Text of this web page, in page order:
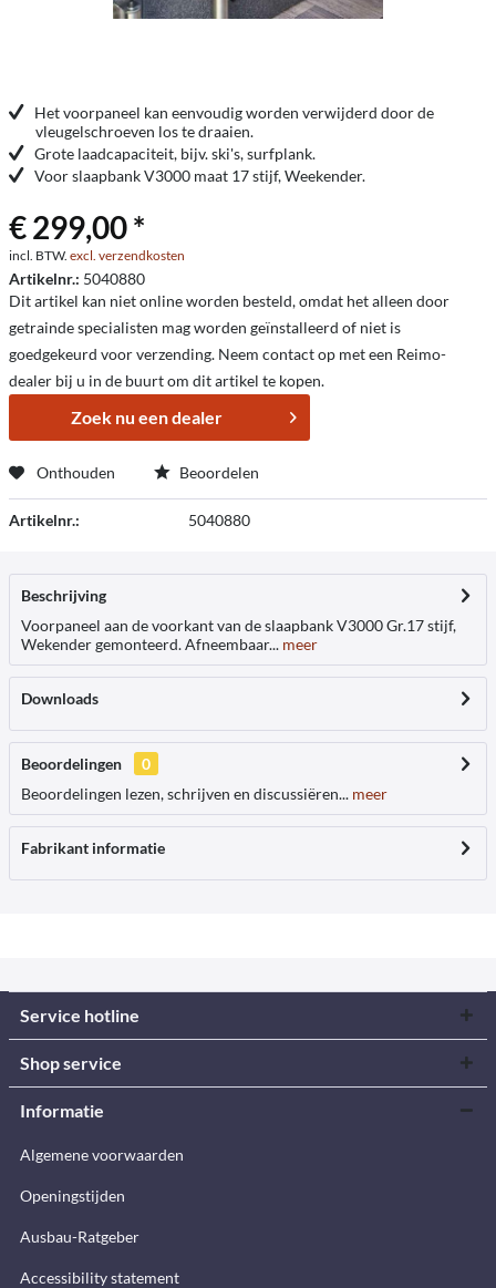
Het voorpaneel kan eenvoudig worden verwijderd door de
vleugelschroeven los te draaien.
Grote laadcapaciteit, bijv. ski's, surfplank.
Voor slaapbank V3000 maat 17 stijf, Weekender.
€ 299,00 *
incl. BTW. excl. verzendkosten
Artikelnr.: 5040880
Dit artikel kan niet online worden besteld, omdat het alleen door
getrainde specialisten mag worden geïnstalleerd of niet is
goedgekeurd voor verzending. Neem contact op met een Reimo-
dealer bij u in de buurt om dit artikel te kopen.
Zoek nu een dealer
Onthouden Beoordelen
Artikelnr.: 5040880
Beschrijving
Voorpaneel aan de voorkant van de slaapbank V3000 Gr.17 stijf,
Wekender gemonteerd. Afneembaar... meer
Downloads
Beoordelingen
0
Beoordelingen lezen, schrijven en discussiëren... meer
Fabrikant informatie
Service hotline
Shop service
Informatie
Algemene voorwaarden
Openingstijden
Ausbau-Ratgeber
Accessibility statement